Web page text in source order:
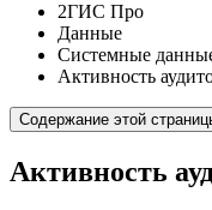
2ГИС Про
Данные
Системные
Активность
Содержание этой
Активность